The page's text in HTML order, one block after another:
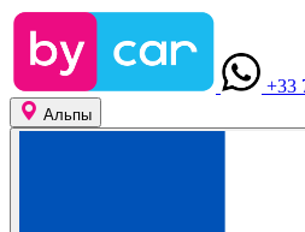
+33
Альпы